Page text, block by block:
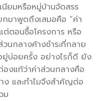
ยมหรือหมู่บ้านจัดสรร
มาพูดถึงเสมอคือ “ค่า
ตอนซื้อโครงการ หรือ
นกลางค้างชำระที่กลาย
บ่อยครั้ง อย่างไรก็ดี ยัง
องแท้ว่าค่าส่วนกลางคือ
าง และทำไมจึงสำคัญต่อ
ม